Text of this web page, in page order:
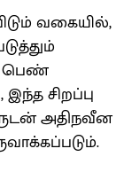
வகை​யில்,
பெண்​
சிறப்​பு
அதிநவீன